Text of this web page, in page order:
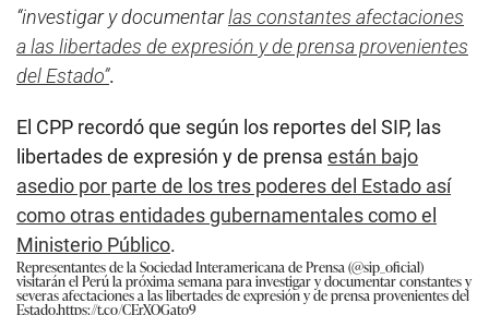
“investigar y documentarlas constantes afectaciones
a las libertades de expresión y de prensa provenientes
del Estado”.
El CPP recordó que según los reportes del SIP, las
libertades de expresión y de prensa están bajo
asedio por parte de los tres poderes del Estado así
como otras entidades gubernamentales como el
Ministerio Público.
Representantes de la Sociedad Interamericana de Prensa (@sip_oficial)
visitarán el Perú la próxima semana para investigar y documentar constantes y
severas afectaciones a las libertades de expresión y de prensa provenientes del
Estado.https://t.co/CErXOGato9